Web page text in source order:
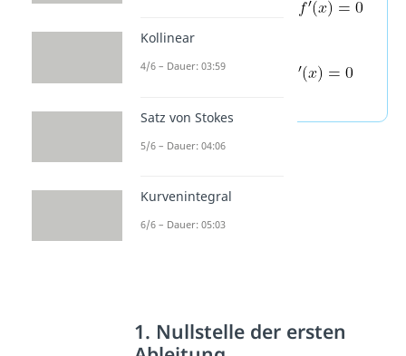
und
AnTiefpunkten
1. Nullstelle der ersten
Kollinear
4/6 – Dauer: 03:59
Satz von Stokes
5/6 – Dauer: 04:06
Kurvenintegral
6/6 – Dauer: 05:03